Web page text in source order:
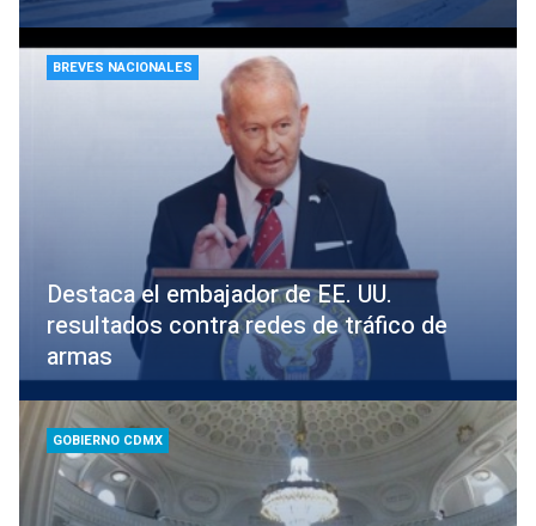
BREVES NACIONALES
Destaca el embajador de EE. UU.
resultados contra redes de tráfico de
armas
GOBIERNO CDMX